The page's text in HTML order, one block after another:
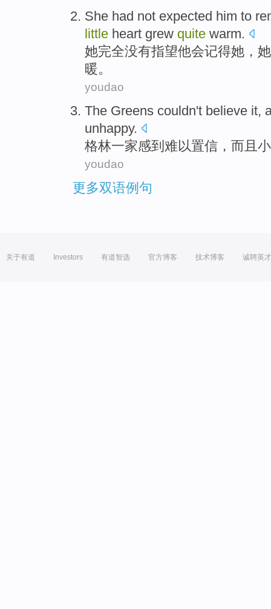
She had not expected him to
little heart grew quite warm.
她完全没有指望他会记得她 ，她
暖。
youdao
The Greens couldn't believe it,
unhappy.
格林一家感到 难以置信 ， 而且 小
youdao
更多双语例句
关于有道 Investors 有道智选 官方博客 技术博客 诚聘英才